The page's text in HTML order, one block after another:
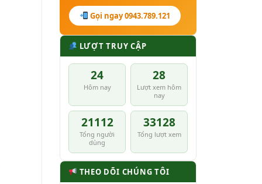
Gọi ngay 0943.789.121
LƯỢT TRUY CẬP
24
Hôm nay
28
Lượt xem hôm
nay
21112
Tổng người
dùng
33128
Tổng lượt xem
THEO DÕI CHÚNG TÔI